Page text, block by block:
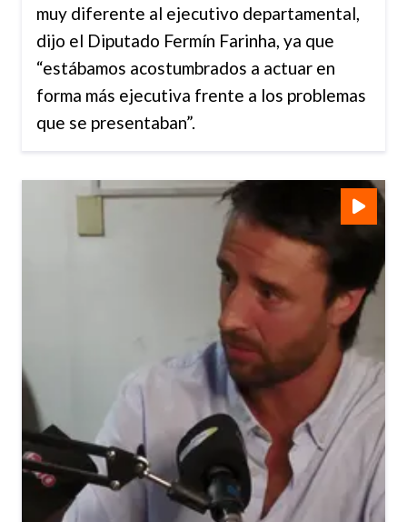
muy diferente al ejecutivo departamental,
dijo el Diputado Fermín Farinha, ya que
“estábamos acostumbrados a actuar en
forma más ejecutiva frente a los problemas
que se presentaban”.